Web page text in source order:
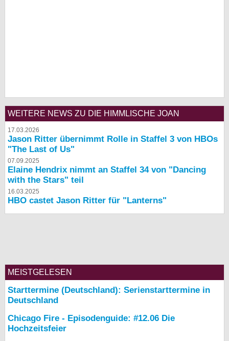
WEITERE NEWS ZU DIE HIMMLISCHE JOAN
17.03.2026
Jason Ritter übernimmt Rolle in Staffel 3 von HBOs
"The Last of Us"
07.09.2025
Elaine Hendrix nimmt an Staffel 34 von "Dancing
with the Stars" teil
16.03.2025
HBO castet Jason Ritter für "Lanterns"
MEISTGELESEN
Starttermine (Deutschland): Serienstarttermine in
Deutschland
Chicago Fire - Episodenguide: #12.06 Die
Hochzeitsfeier